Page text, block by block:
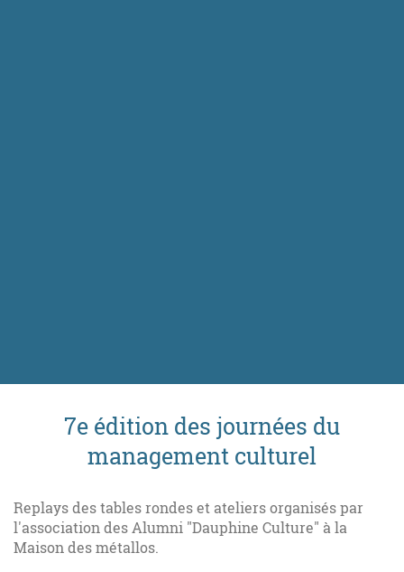
7e édition des journées du
management culturel
Replays des tables rondes et ateliers organisés par
l'association des Alumni "Dauphine Culture" à la
Maison des métallos.